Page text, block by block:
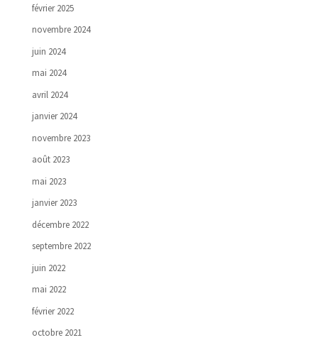
février 2025
novembre 2024
juin 2024
mai 2024
avril 2024
janvier 2024
novembre 2023
août 2023
mai 2023
janvier 2023
décembre 2022
septembre 2022
juin 2022
mai 2022
février 2022
octobre 2021